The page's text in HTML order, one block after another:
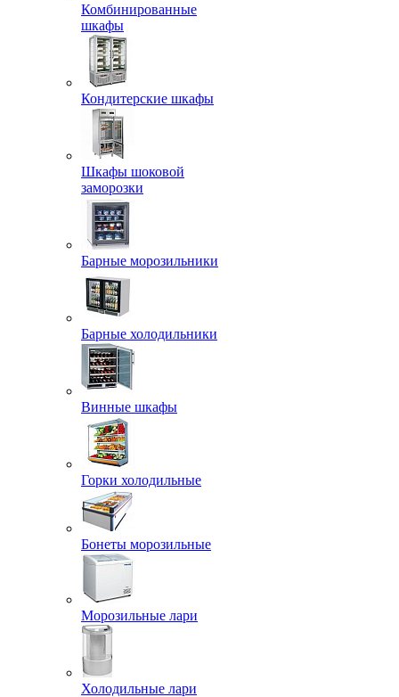
Комбинированные
шкафы
Кондитерские шкафы
Шкафы шоковой
заморозки
Барные морозильники
Барные холодильники
Винные шкафы
Горки холодильные
Бонеты морозильные
Морозильные лари
Холодильные лари